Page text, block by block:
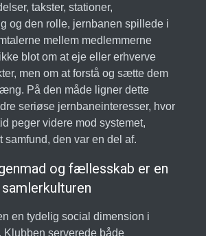
takster, stationer,
og den rolle, jernbanen spillede i
mellem medlemmerne
blot om at eje eller erhverve
men om at forstå og sætte dem
På den måde ligner dette
seriøse jernbaneinteresser, hvor
peger videre mod systemet,
samfund, den var en del af.
og fællesskab er en
en tydelig social dimension i
Klubben serverede både